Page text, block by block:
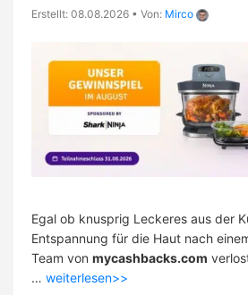
Erstellt: 08.08.2026 • Von: Mirco
Egal ob knusprig Leckeres aus der
Entspannung für die Haut nach
Team von mycashbacks.com
… weiterlesen>>